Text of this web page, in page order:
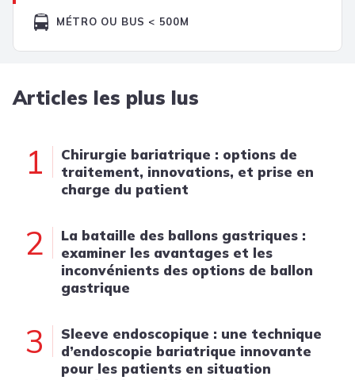
MÉTRO OU BUS < 500M
Articles les plus lus
1
Chirurgie bariatrique : options de
traitement, innovations, et prise en
charge du patient
2
La bataille des ballons gastriques :
examiner les avantages et les
inconvénients des options de ballon
gastrique
3
Sleeve endoscopique : une technique
d’endoscopie bariatrique innovante
pour les patients en situation